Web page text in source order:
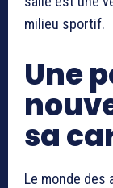
milieu sportif.
Une
sa
Le monde des